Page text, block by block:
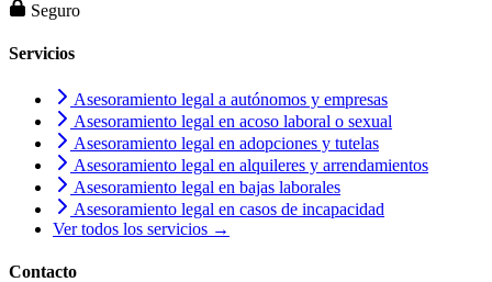
Seguro
Servicios
Asesoramiento legal a autónomos y empresas
Asesoramiento legal en acoso laboral o sexual
Asesoramiento legal en adopciones y tutelas
Asesoramiento legal en alquileres y arrendamientos
Asesoramiento legal en bajas laborales
Asesoramiento legal en casos de incapacidad
Ver todos los servicios →
Contacto